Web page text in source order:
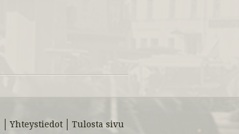
Yhteystiedot Tulosta sivu